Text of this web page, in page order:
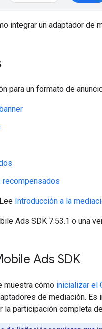
integrar un adaptador de
para un formato de
recompensados
Introducción a la
Ads SDK 7.53.1 o una
Ads SDK
muestra cómo inicializar el
de mediación.
la participación completa